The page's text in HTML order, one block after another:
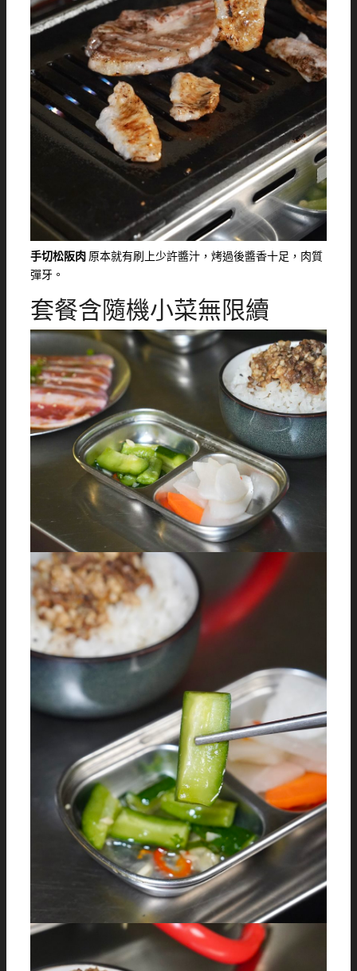
手切松阪肉 原本就有刷上少許醬汁，烤過後醬香十足，肉質
彈牙。
套餐含隨機小菜無限續